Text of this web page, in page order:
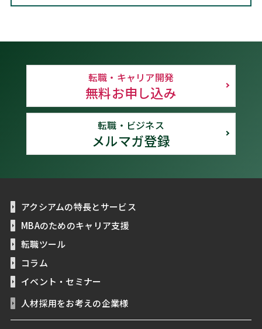
転職・キャリア開発
無料お申し込み
転職・ビジネス
メルマガ登録
アクシアムの特長とサービス
MBAのためのキャリア支援
転職ツール
コラム
イベント・セミナー
人材採用をお考えの企業様